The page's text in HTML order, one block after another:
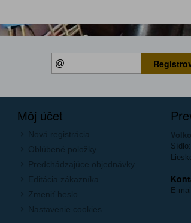
Môj účet
Nová registrácia
Oblúbené položky
Predchádzajúce objednávky
Editácia zákazníka
Zmeniť heslo
Nastavenie cookies
E-